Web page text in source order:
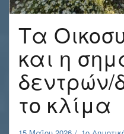
Τα
και η
το κλίμα